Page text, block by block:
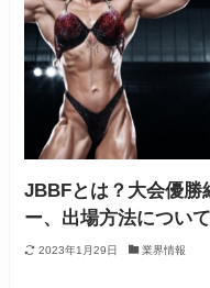
JBBFとは？大会優勝
ー、出場方法につい
2023年1月29日 業界情報